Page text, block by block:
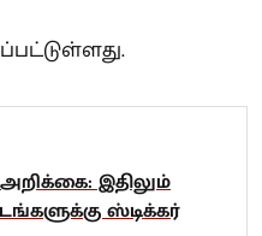
இதிலும்
ஸ்டிக்கர்